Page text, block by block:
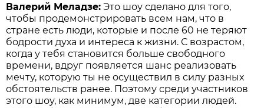
Валерий Меладзе: Это шоу сделано для того,
чтобы продемонстрировать всем нам, что в
стране есть люди, которые и после 60 не теряют
бодрости духа и интереса к жизни. С возрастом,
когда у тебя становится больше свободного
времени, вдруг появляется шанс реализовать
мечту, которую ты не осуществил в силу разных
обстоятельств ранее. Поэтому среди участников
этого шоу, как минимум, две категории людей.